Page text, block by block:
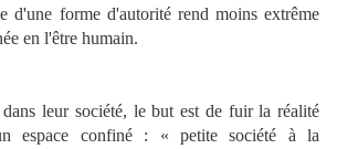
d'une forme d'autorité rend moins extrême
en l'être humain.
leur société, le but est de fuir la réalité
espace confiné : « petite société à la